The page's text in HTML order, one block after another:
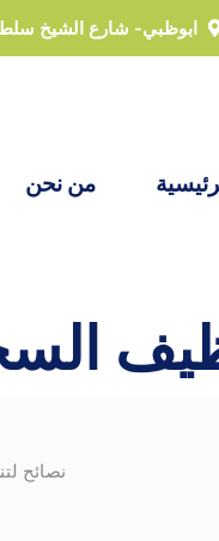
ابوظبي- شارع الشيخ
من نحن